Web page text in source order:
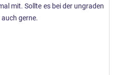
mit. Sollte es bei der ungraden
gerne.